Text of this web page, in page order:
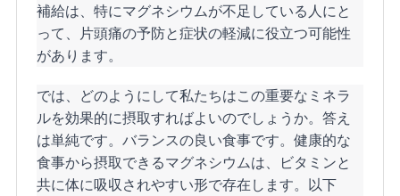
補給は、特にマグネシウムが不足している人にと
って、片頭痛の予防と症状の軽減に役立つ可能性
があります。
では、どのようにして私たちはこの重要なミネラ
ルを効果的に摂取すればよいのでしょうか。答え
は単純です。バランスの良い食事です。健康的な
食事から摂取できるマグネシウムは、ビタミンと
共に体に吸収されやすい形で存在します。以下